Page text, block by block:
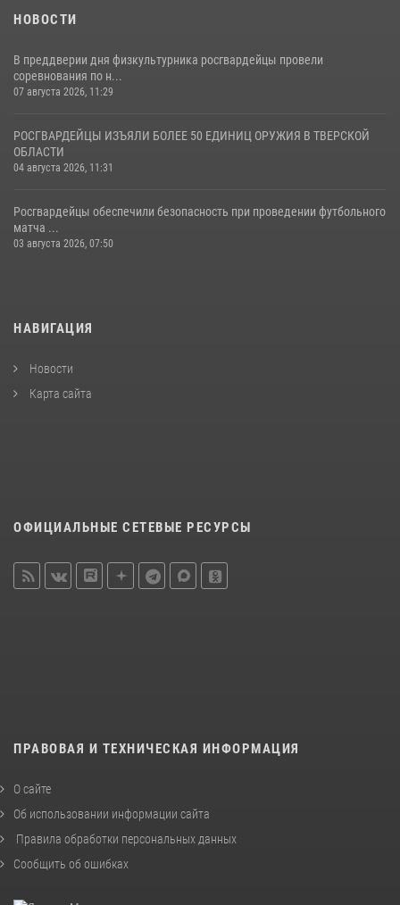
НОВОСТИ
В преддверии дня физкультурника росгвардейцы провели
соревнования по н...
07 августа 2026, 11:29
РОСГВАРДЕЙЦЫ ИЗЪЯЛИ БОЛЕЕ 50 ЕДИНИЦ ОРУЖИЯ В ТВЕРСКОЙ
ОБЛАСТИ
04 августа 2026, 11:31
Росгвардейцы обеспечили безопасность при проведении футбольного
матча ...
03 августа 2026, 07:50
НАВИГАЦИЯ
Новости
Карта сайта
ОФИЦИАЛЬНЫЕ СЕТЕВЫЕ РЕСУРСЫ
ПРАВОВАЯ И ТЕХНИЧЕСКАЯ ИНФОРМАЦИЯ
О сайте
Об использовании информации сайта
Правила обработки персональных данных
Сообщить об ошибках